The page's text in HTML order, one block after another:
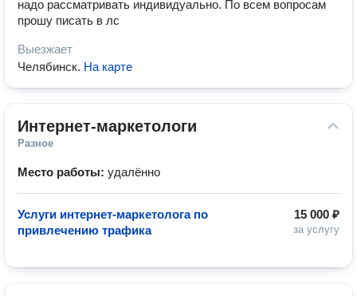
надо рассматривать индивидуально. По всем вопросам
прошу писать в лс
Выезжает
Челябинск. На карте
Интернет-маркетологи
Разное
Место работы: удалённо
15 000 ₽
за услугу
Услуги интернет-маркетолога по
привлечению трафика